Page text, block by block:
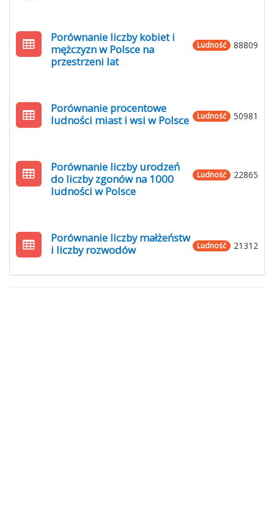
88809
Ludność
Porównanie liczby kobiet i
mężczyzn w Polsce na
przestrzeni lat
50981
Ludność
Porównanie procentowe
ludności miast i wsi w Polsce
22865
Ludność
Porównanie liczby urodzeń
do liczby zgonów na 1000
ludności w Polsce
21312
Ludność
Porównanie liczby małżeństw
i liczby rozwodów